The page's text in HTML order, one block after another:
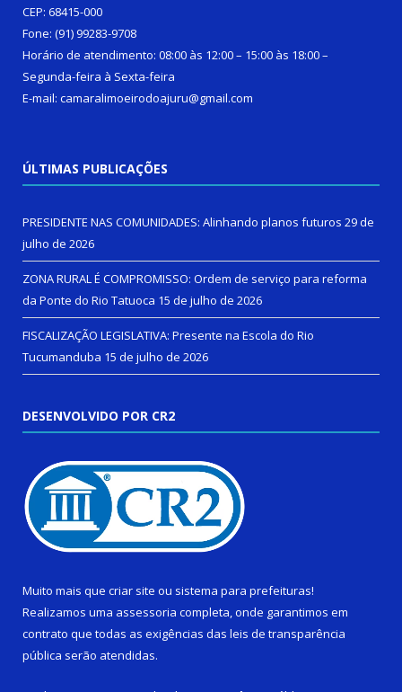
CEP: 68415-000
Fone: (91) 99283-9708
Horário de atendimento: 08:00 às 12:00 – 15:00 às 18:00 –
Segunda-feira à Sexta-feira
E-mail: camaralimoeirodoajuru@gmail.com
ÚLTIMAS PUBLICAÇÕES
PRESIDENTE NAS COMUNIDADES: Alinhando planos futuros 29 de
julho de 2026
ZONA RURAL É COMPROMISSO: Ordem de serviço para reforma
da Ponte do Rio Tatuoca 15 de julho de 2026
FISCALIZAÇÃO LEGISLATIVA: Presente na Escola do Rio
Tucumanduba 15 de julho de 2026
DESENVOLVIDO POR CR2
Muito mais que criar site ou sistema para prefeituras!
Realizamos uma assessoria completa, onde garantimos em
contrato que todas as exigências das leis de transparência
pública serão atendidas.